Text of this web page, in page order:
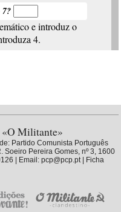
e introduz o
4.
«O Militante»
Partido Comunista Português
Soeiro Pereira Gomes, nº 3, 1600
| Email: pcp@pcp.pt |
Ficha